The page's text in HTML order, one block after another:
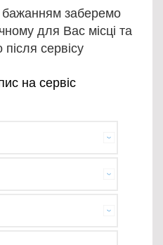
заберемо
для Вас місці та
сервісу
на сервіс